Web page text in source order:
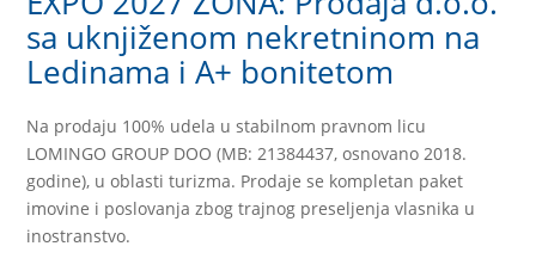
sa uknjiženom nekretninom na
Ledinama i A+ bonitetom
Na prodaju 100% udela u stabilnom pravnom licu
LOMINGO GROUP DOO (MB: 21384437, osnovano 2018.
godine), u oblasti turizma. Prodaje se kompletan paket
imovine i poslovanja zbog trajnog preseljenja vlasnika u
inostranstvo.